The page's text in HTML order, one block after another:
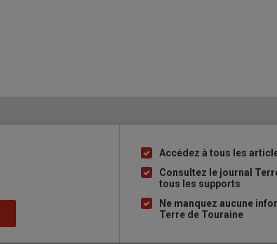
Liste
à
puce
Accédez à tous les
Consultez le journal
tous les supports
Ne manquez aucune
Terre de Touraine